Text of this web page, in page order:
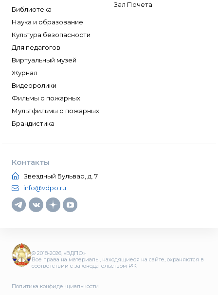
Библиотека
Наука и образование
Культура безопасности
Для педагогов
Виртуальный музей
Журнал
Видеоролики
Фильмы о пожарных
Мультфильмы о пожарных
Брандистика
Зал Почета
Контакты
Звездный Бульвар, д. 7
info@vdpo.ru
© 2018-2026, «ВДПО»
Все права на материалы, находящиеся на сайте, охраняются в
соответствии с законодательством РФ.
Политика конфиденциальности